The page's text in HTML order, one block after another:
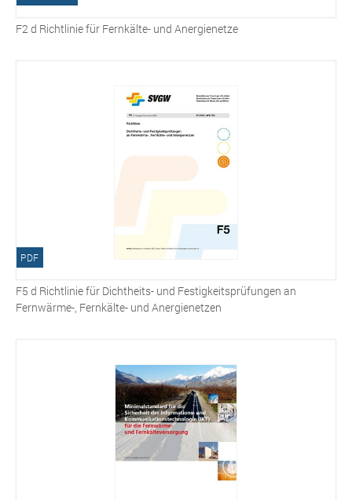
F2 d Richtlinie für Fernkälte- und Anergienetze
PDF
F5 d Richtlinie für Dichtheits- und Festigkeitsprüfungen an
Fernwärme-, Fernkälte- und Anergienetzen